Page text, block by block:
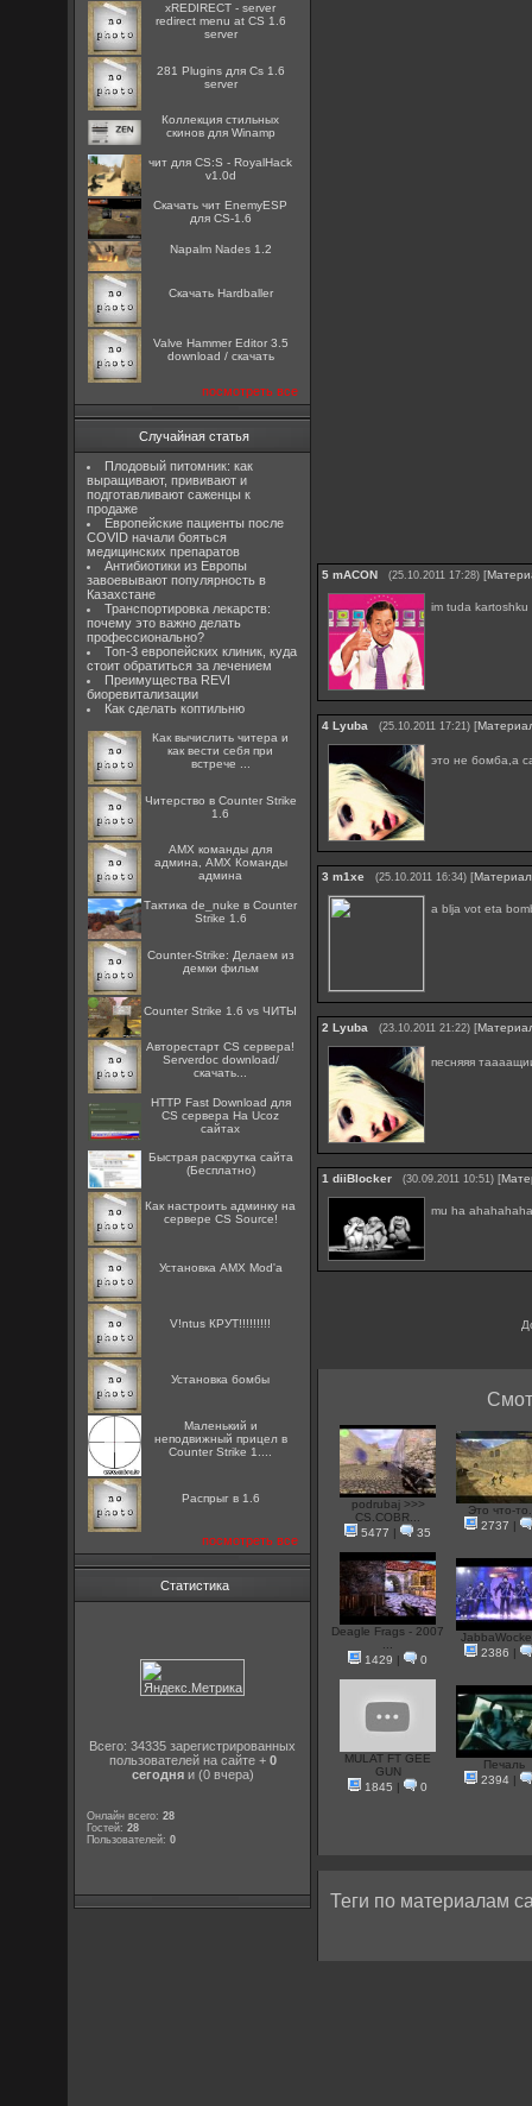
xREDIRECT - server
redirect menu at CS 1.6
server
281 Plugins для Cs 1.6
server
Коллекция стильных
скинов для Winamp
чит для CS:S - RoyalHack
v1.0d
Скачать чит EnemyESP
для CS-1.6
Napalm Nades 1.2
Скачать Hardballer
Valve Hammer Editor 3.5
download / скачать
посмотреть все
Случайная статья
Плодовый питомник: как
выращивают, прививают и
подготавливают саженцы к
продаже
Европейские пациенты после
COVID начали бояться
медицинских препаратов
Антибиотики из Европы
завоевывают популярность в
Казахстане
Транспортировка лекарств:
почему это важно делать
профессионально?
Топ-3 европейских клиник, куда
стоит обратиться за лечением
Преимущества REVI
биоревитализации
Как сделать коптильню
Как вычислить читера и
как вести себя при
встрече ...
Читерство в Counter Strike
1.6
AMX команды для
админа, AMX Команды
админа
Тактика de_nuke в Counter
Strike 1.6
Counter-Strike: Делаем из
демки фильм
Counter Strike 1.6 vs ЧИТЫ
Авторестарт CS сервера!
Serverdoc download/
скачать...
HTTP Fast Download для
CS сервера На Ucoz
сайтах
Быстрая раскрутка сайта
(Бесплатно)
Как настроить админку на
сервере CS Source!
Установка AMX Mod'a
V!ntus КРУТ!!!!!!!!!
Установка бомбы
Маленький и
неподвижный прицел в
Counter Strike 1....
Распрыг в 1.6
посмотреть все
Статистика
Всего: 34335 зарегистрированных
пользователей на сайте + 0
сегодняи (0 вчера)
Онлайн всего:28
Гостей:28
Пользователей:0
5 mACON (25.10.2011 17:28) [
im tuda kartoshku
4 Lyuba (25.10.2011 17:21) [
это не бомба,а
3 m1xe (25.10.2011 16:34) [Материал
a blja vot eta
2 Lyuba (23.10.2011 21:22) [
песняяя
1 diiBlocker (30.09.2011 10:51) [
mu ha
podrubaj >>>
CS.COBR...
5477 | 35
Это что-
2737 |
Deagle Frags - 2007
1429 | 0
2386 |
MULAT FT GEE
GUN
1845 | 0
Печаль
2394|
Теги по материалам